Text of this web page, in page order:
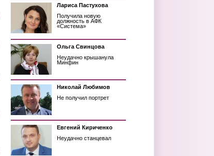
Лариса Пастухова
Получила новую
должность в АФК
«Система»
Ольга Свинцова
Неудачно крышанула
Минфин
Николай Любимов
Не получил портрет
Евгений Кириченко
Неудачно станцевал